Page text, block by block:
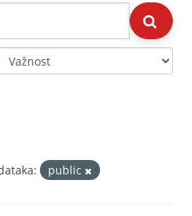
public